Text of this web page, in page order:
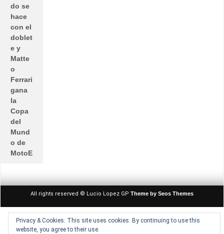
Privacy & Cookies: This site uses cookies. By continuing to use this
website, you agree to their use.
do se
hace
con el
doblet
e y
Matte
o
Ferrari
gana
la
Copa
del
Mund
o de
MotoE
All rights reserved © Lucio Lopez GP Theme by Seos Themes